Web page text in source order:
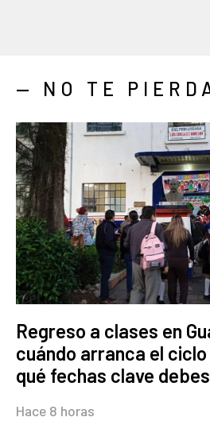
— NO TE
Regreso a clases en
cuándo arranca el
qué fechas clave
Hace 8 horas